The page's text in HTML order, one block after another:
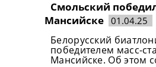
Смольский
Мансийске 01.04.25
Белорусский
победителем масс-
Мансийске. Об этом